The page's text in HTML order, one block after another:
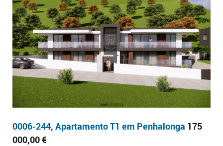
0006-244, Apartamento T1 em Penhalonga 175
000,00 €